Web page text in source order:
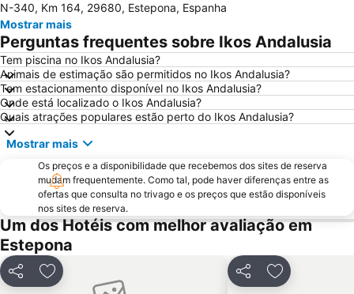
Nikki Beach
San Pedro Alcántara
Nueva Andalucía
Puerto Bahía de Algeciras
Marina de Puerto Banus
Convention & Exhibition Centre of Marbella
Puerto Cabopino
Casino Marbella
Paseo Maritimo Marbella
Ao Trabalhador Espanhol em Gibraltar
Torreblanca
Plaza de Toros de Ronda
Paseo Marítimo Rey de España
Los Boliches - Las Gaviotas
Puerto José Banús
Bahía Dorada
Ayuntamiento de Marbella
Ocean Club Marbella
Plaza de la Alameda
Hipódromo Costa del Sol
Benalmádena Pueblo
Estepona Golf
Marbella Golf & Country Club
Alcaidesa
N-340, Km 164, 29680, Estepona, Espanha
Mostrar mais
Perguntas frequentes sobre Ikos Andalusia
Tem piscina no Ikos Andalusia?
Animais de estimação são permitidos no Ikos Andalusia?
Tem estacionamento disponível no Ikos Andalusia?
Onde está localizado o Ikos Andalusia?
Quais atrações populares estão perto do Ikos Andalusia?
Mostrar mais
Os preços e a disponibilidade que recebemos dos sites de reserva
mudam frequentemente. Como tal, pode haver diferenças entre as
ofertas que consulta no trivago e os preços que estão disponíveis
nos sites de reserva.
Um dos Hotéis com melhor avaliação em
Estepona
PartilharAdicionar aos favoritos PartilharAdicionar